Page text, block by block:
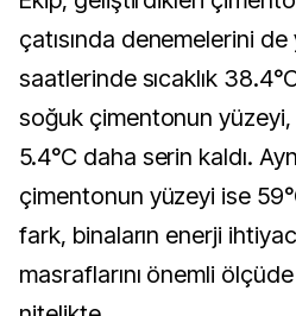
çatısında denemelerini de
saatlerinde sıcaklık
soğuk çimentonun yüzeyi,
5.4°C daha serin kaldı.
çimentonun yüzeyi ise
fark, binaların enerji
masraflarını önemli